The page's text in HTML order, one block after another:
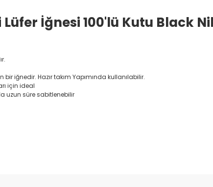
İğnesi 100'lü Kutu Black
iğnedir. Hazır takım Yapımında kullanılabilir.
için ideal
uzun süre sabitlenebilir